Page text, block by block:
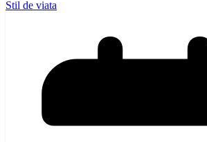
Stil de viata